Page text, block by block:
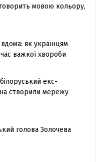
мовою кольору,
як українцям
важкої хвороби
екс-
створили мережу
голова Золочева